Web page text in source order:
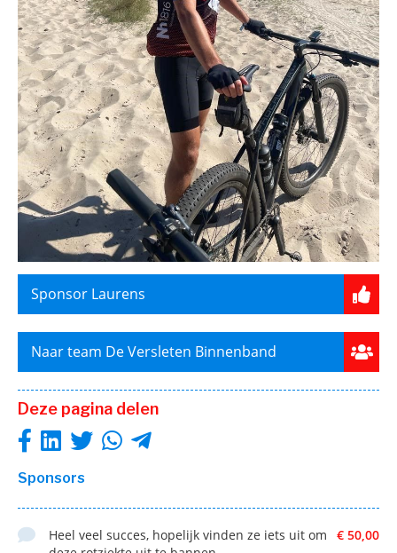
Sponsor Laurens
Naar team De Versleten Binnenband
Deze pagina delen
Sponsors
€ 50,00
Heel veel succes, hopelijk vinden ze iets uit om